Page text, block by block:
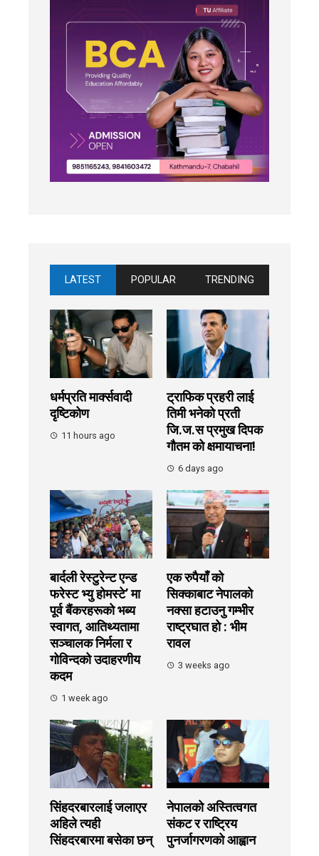
LATEST POPULAR TRENDING
धर्मप्रति मार्क्सवादी
दृष्टिकोण
11 hours ago
ट्राफिक प्रहरी लाई
तिमी भनेको प्रती
जि.ज.स प्रमुख दिपक
गौतम को क्षमायाचना!
6 days ago
बार्दली रेस्टुरेन्ट एन्ड
फरेस्ट भ्यु होमस्टे’ मा
पूर्व बैंकरहरूको भब्य
स्वागत, आतिथ्यतामा
सञ्चालक निर्मला र
गोविन्दको उदाहरणीय
कदम
1 week ago
एक रुपैयाँ को
सिक्काबाट नेपालको
नक्सा हटाउनु गम्भीर
राष्ट्रघात हो : भीम
रावल
3 weeks ago
सिंहदरबारलाई जलाएर
अहिले त्यही
सिंहदरबारमा बसेका छन्
नेपालको अस्तित्वगत
संकट र राष्ट्रिय
पुनर्जागरणको आह्वान